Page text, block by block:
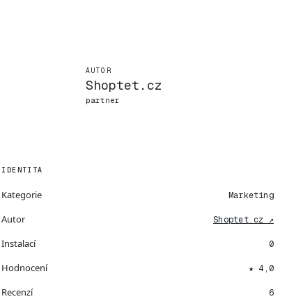
AUTOR
Shoptet.cz
partner
IDENTITA
Kategorie Marketing
Autor Shoptet.cz ↗
Instalací 0
Hodnocení ★ 4,0
Recenzí 6